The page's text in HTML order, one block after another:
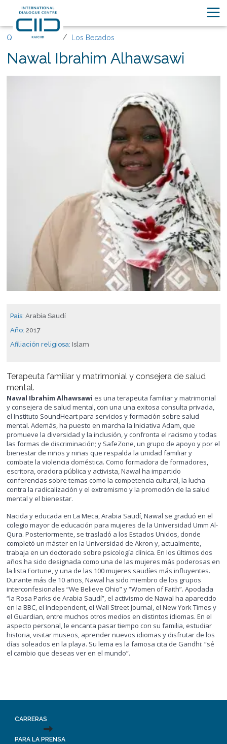
Quiénes somos Los Becados
Nawal Ibrahim Alhawsawi
País:Arabia Saudí
Año:2017
Afiliación religiosa:Islam
Terapeuta familiar y matrimonial y consejera de salud
mental.
Nawal Ibrahim Alhawsawi es una terapeuta familiar y matrimonial
y consejera de salud mental, con una una exitosa consulta privada,
el Instituto SoundHeart para servicios y formación sobre salud
mental. Además, ha puesto en marcha la Iniciativa Adam, que
promueve la diversidad y la inclusión, y confronta el racismo y todas
las formas de discriminación; y SafeZone, un grupo de apoyo y por el
bienestar de niños y niñas que respalda la unidad familiar y
combate la violencia doméstica. Como formadora de formadores,
escritora, oradora pública y activista, Nawal ha impartido
conferencias sobre temas como la competencia cultural, la lucha
contra la radicalización y el extremismo y la promoción de la salud
mental y el bienestar.
Nacida y educada en La Meca, Arabia Saudí, Nawal se graduó en el
colegio mayor de educación para mujeres de la Universidad Umm Al-
Qura. Posteriormente, se trasladó a los Estados Unidos, donde
completó un máster en la Universidad de Akron y, actualmente,
trabaja en un doctorado sobre psicología clínica. En los últimos dos
años ha sido designada como una de las mujeres más poderosas en
la lista Fortune, y una de las 100 mujeres saudíes más influyentes.
Durante más de 10 años, Nawal ha sido miembro de los grupos
interconfesionales “We Believe Ohio” y “Women of Faith”. Apodada
“la Rosa Parks de Arabia Saudí”, el activismo de Nawal ha aparecido
en la BBC, el Independent, el Wall Street Journal, el New York Times y
el Guardian, entre muchos otros medios en distintos idiomas. En el
aspecto personal, le encanta pasar tiempo con su familia, estudiar
historia, visitar museos, aprender nuevos idiomas y disfrutar de los
días soleados en la playa. Su lema es la famosa cita de Gandhi: “sé
el cambio que deseas ver en el mundo”.
CARRERAS
PARA LA PRENSA